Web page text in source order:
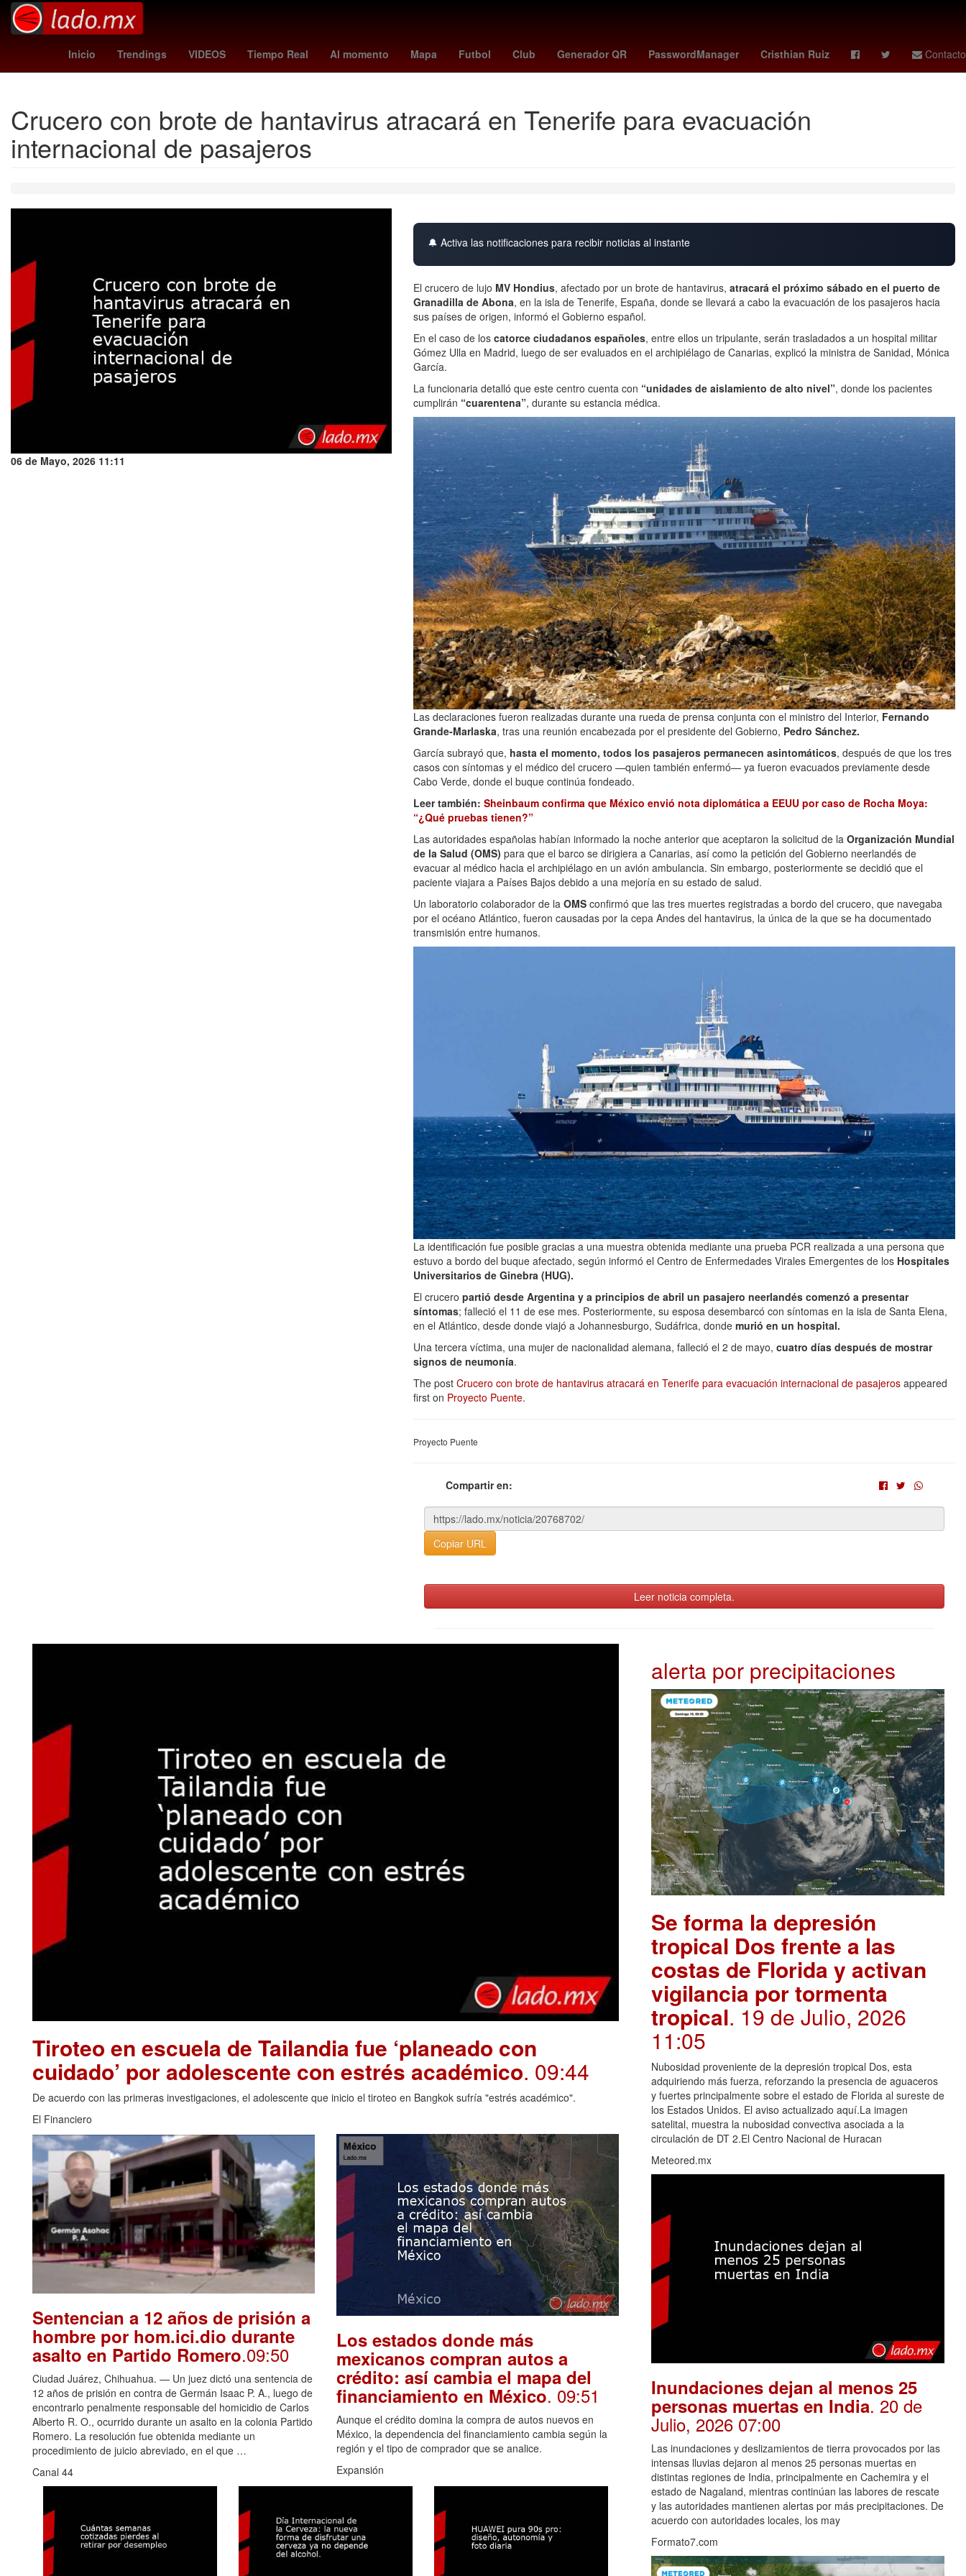
Inicio Trendings VIDEOS Tiempo Real Al momento Mapa Futbol Club Generador QR PasswordManager Cristhian Ruiz Contacto
Nueva York Madrid Ley de Seguridad Interior Empresa Pantelhó HBO Dólar estadounidense 2024 Aguascalientes Tyus Jones
Crucero con brote de hantavirus atracará en Tenerife para evacuación
internacional de pasajeros
06 de Mayo, 2026 11:11
🔔 Activa las notificaciones para recibir noticias al instante
El crucero de lujo MV Hondius, afectado por un brote de hantavirus, atracará el próximo sábado en el puerto de
Granadilla de Abona, en la isla de Tenerife, España, donde se llevará a cabo la evacuación de los pasajeros hacia
sus países de origen, informó el Gobierno español.
En el caso de los catorce ciudadanos españoles, entre ellos un tripulante, serán trasladados a un hospital militar
Gómez Ulla en Madrid, luego de ser evaluados en el archipiélago de Canarias, explicó la ministra de Sanidad, Mónica
García.
La funcionaria detalló que este centro cuenta con “unidades de aislamiento de alto nivel”, donde los pacientes
cumplirán “cuarentena”, durante su estancia médica.
Las declaraciones fueron realizadas durante una rueda de prensa conjunta con el ministro del Interior, Fernando
Grande-Marlaska, tras una reunión encabezada por el presidente del Gobierno, Pedro Sánchez.
García subrayó que, hasta el momento, todos los pasajeros permanecen asintomáticos, después de que los tres
casos con síntomas y el médico del crucero —quien también enfermó— ya fueron evacuados previamente desde
Cabo Verde, donde el buque continúa fondeado.
Leer también: Sheinbaum confirma que México envió nota diplomática a EEUU por caso de Rocha Moya:
“¿Qué pruebas tienen?”
Las autoridades españolas habían informado la noche anterior que aceptaron la solicitud de la Organización Mundial
de la Salud (OMS) para que el barco se dirigiera a Canarias, así como la petición del Gobierno neerlandés de
evacuar al médico hacia el archipiélago en un avión ambulancia. Sin embargo, posteriormente se decidió que el
paciente viajara a Países Bajos debido a una mejoría en su estado de salud.
Un laboratorio colaborador de la OMS confirmó que las tres muertes registradas a bordo del crucero, que navegaba
por el océano Atlántico, fueron causadas por la cepa Andes del hantavirus, la única de la que se ha documentado
transmisión entre humanos.
La identificación fue posible gracias a una muestra obtenida mediante una prueba PCR realizada a una persona que
estuvo a bordo del buque afectado, según informó el Centro de Enfermedades Virales Emergentes de los Hospitales
Universitarios de Ginebra (HUG).
El crucero partió desde Argentina y a principios de abril un pasajero neerlandés comenzó a presentar
síntomas; falleció el 11 de ese mes. Posteriormente, su esposa desembarcó con síntomas en la isla de Santa Elena,
en el Atlántico, desde donde viajó a Johannesburgo, Sudáfrica, donde murió en un hospital.
Una tercera víctima, una mujer de nacionalidad alemana, falleció el 2 de mayo, cuatro días después de mostrar
signos de neumonía.
The post Crucero con brote de hantavirus atracará en Tenerife para evacuación internacional de pasajeros appeared
first on Proyecto Puente.
Proyecto Puente
Compartir en:
Copiar URL
Leer noticia completa.
Tiroteo en escuela de Tailandia fue ‘planeado con
cuidado’ por adolescente con estrés académico. 09:44
De acuerdo con las primeras investigaciones, el adolescente que inicio el tiroteo en Bangkok sufría "estrés académico".
El Financiero
Sentencian a 12 años de prisión a
hombre por hom.ici.dio durante
asalto en Partido Romero.09:50
Ciudad Juárez, Chihuahua. — Un juez dictó una sentencia de
12 años de prisión en contra de Germán Isaac P. A., luego de
encontrarlo penalmente responsable del homicidio de Carlos
Alberto R. O., ocurrido durante un asalto en la colonia Partido
Romero. La resolución fue obtenida mediante un
procedimiento de juicio abreviado, en el que …
Canal 44
Los estados donde más
mexicanos compran autos a
crédito: así cambia el mapa del
financiamiento en México. 09:51
Aunque el crédito domina la compra de autos nuevos en
México, la dependencia del financiamiento cambia según la
región y el tipo de comprador que se analice.
Expansión
alerta por precipitaciones
Se forma la depresión
tropical Dos frente a las
costas de Florida y activan
vigilancia por tormenta
tropical. 19 de Julio, 2026
11:05
Nubosidad proveniente de la depresión tropical Dos, esta
adquiriendo más fuerza, reforzando la presencia de aguaceros
y fuertes principalmente sobre el estado de Florida al sureste de
los Estados Unidos. El aviso actualizado aquí.La imagen
satelital, muestra la nubosidad convectiva asociada a la
circulación de DT 2.El Centro Nacional de Huracan
Meteored.mx
Inundaciones dejan al menos 25
personas muertas en India. 20 de
Julio, 2026 07:00
Las inundaciones y deslizamientos de tierra provocados por las
intensas lluvias dejaron al menos 25 personas muertas en
distintas regiones de India, principalmente en Cachemira y el
estado de Nagaland, mientras continúan las labores de rescate
y las autoridades mantienen alertas por más precipitaciones. De
acuerdo con autoridades locales, los may
Formato7.com